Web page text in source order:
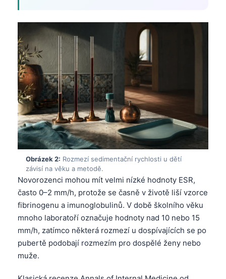
Obrázek 2: Rozmezí sedimentační rychlosti u dětí
závisí na věku a metodě.
Novorozenci mohou mít velmi nízké hodnoty ESR,
často 0–2 mm/h, protože se časně v životě liší vzorce
fibrinogenu a imunoglobulinů. V době školního věku
mnoho laboratoří označuje hodnoty nad 10 nebo 15
mm/h, zatímco některá rozmezí u dospívajících se po
pubertě podobají rozmezím pro dospělé ženy nebo
muže.